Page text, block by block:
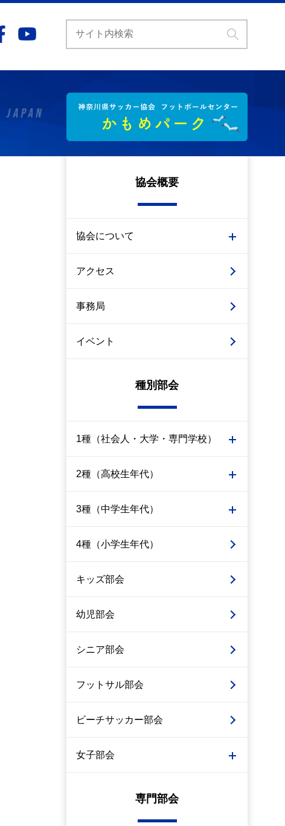
協会概要
協会について
アクセス
事務局
イベント
種別部会
1種（社会人・大学・専門学校）
2種（高校生年代）
3種（中学生年代）
4種（小学生年代）
キッズ部会
幼児部会
シニア部会
フットサル部会
ビーチサッカー部会
女子部会
専門部会